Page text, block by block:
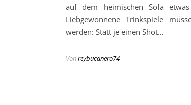
auf dem heimischen Sofa
Liebgewonnene Trinkspiele
werden: Statt je einen Shot…
Vonreybucanero74